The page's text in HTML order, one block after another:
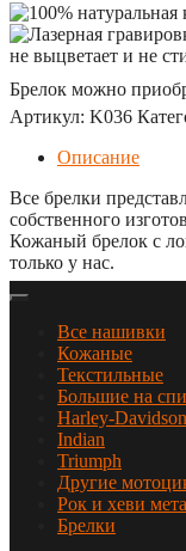
не выцветает и не
Брелок можно
Артикул: K036
Описание
Все брелки
собственного
Кожаный брелок с
только у нас.
Все нашивки
Кожаные
Текстильные
Большие на
Harley-Davidson
Indian
Triumph
Другие
Рок и хеви
Брелки